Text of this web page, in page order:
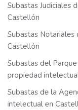
Subastas Judiciales
Castellón
Subastas
Castellón
Subastas del
propiedad
Subastas de la
intelectual en